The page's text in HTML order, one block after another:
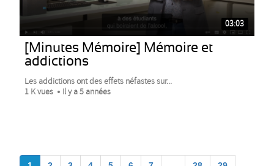
03:03
[Minutes Mémoire] Mémoire et
addictions
Les addictions ont des effets néfastes sur...
1 K vues
Il y a 5 années